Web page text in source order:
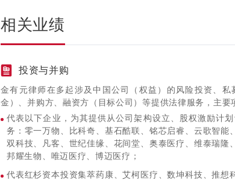
相关业绩
投资与并购
金有元律师在多起涉及中国公司（权益）的风险投资、
金）、并购方、融资方（目标公司）等提供法律服务，主要
代表以下企业，为其提供从公司架构设立、股权激励计
务：零一万物、比科奇、基石酷联、铭芯启睿、云歌智
双科技、凡客、世纪佳缘、花间堂、奥泰医疗、维泰瑞隆
邦耀生物、唯迈医疗、博迈医疗；
代表红杉资本投资集萃药康、艾柯医疗、数坤科技、推